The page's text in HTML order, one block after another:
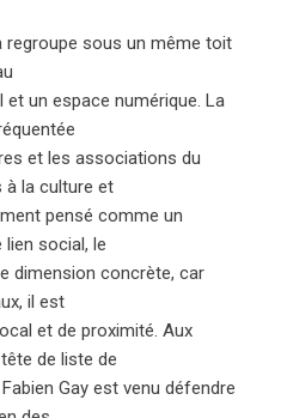
regroupe sous un même toit
un espace numérique. La
et les associations du
à la culture et
pensé comme un
social, le
dimension concrète, car
il est
et de proximité. Aux
de liste de
Gay est venu défendre